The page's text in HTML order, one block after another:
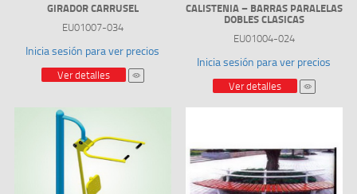
GIRADOR CARRUSEL
EU01007-034
Inicia sesión para ver precios
Ver detalles
CALISTENIA – BARRAS PARALELAS
DOBLES CLASICAS
EU01004-024
Inicia sesión para ver precios
Ver detalles